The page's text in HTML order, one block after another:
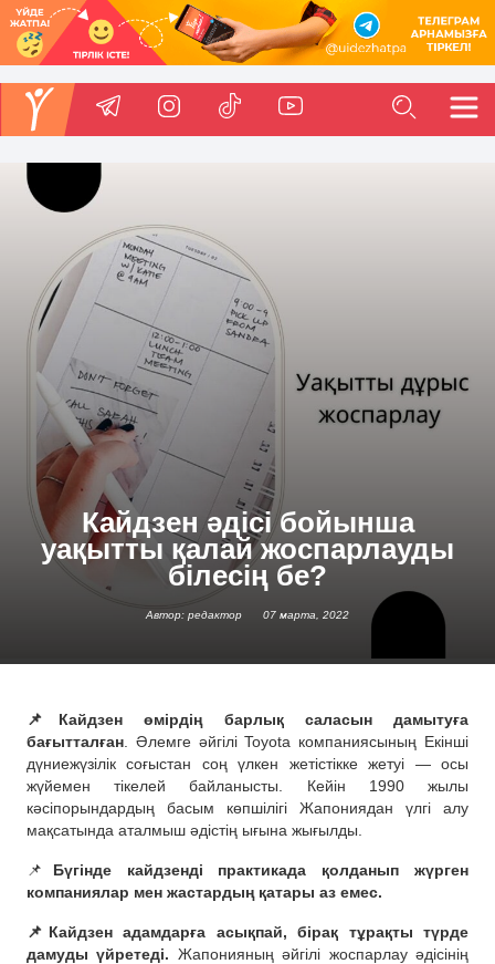
Кайдзен әдісі бойынша
уақытты қалай жоспарлауды
білесің бе?
Автор: редактор 07 марта, 2022
📌Кайдзен өмірдің барлық саласын дамытуға
бағытталған . Әлемге әйгілі Toyota компаниясының Екінші
дүниежүзілік соғыстан соң үлкен жетістікке жетуі — осы
жүйемен тікелей байланысты. Кейін 1990 жылы
кәсіпорындардың басым көпшілігі Жапониядан үлгі алу
мақсатында аталмыш әдістің ығына жығылды.
📌 Бүгінде кайдзенді практикада қолданып жүрген
компаниялар мен жастардың қатары аз емес.
📌Кайдзен адамдарға асықпай, бірақ тұрақты түрде
дамуды үйретеді. Жапонияның әйгілі жоспарлау әдісінің